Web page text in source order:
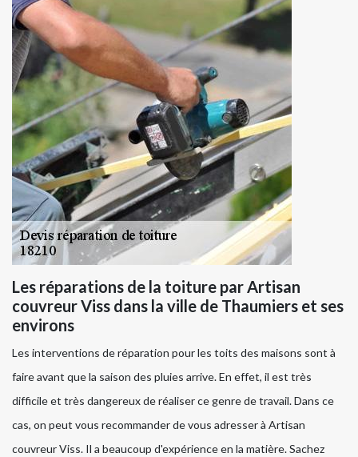
Les réparations de la toiture par Artisan
couvreur Viss dans la ville de Thaumiers et ses
environs
Les interventions de réparation pour les toits des maisons sont à
faire avant que la saison des pluies arrive. En effet, il est très
difficile et très dangereux de réaliser ce genre de travail. Dans ce
cas, on peut vous recommander de vous adresser à Artisan
couvreur Viss. Il a beaucoup d'expérience en la matière. Sachez